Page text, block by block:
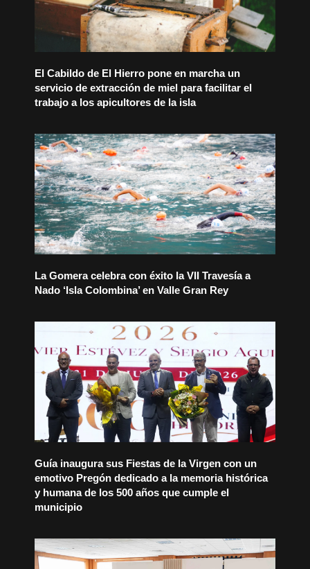
El Cabildo de El Hierro pone en marcha un
servicio de extracción de miel para facilitar el
trabajo a los apicultores de la isla
La Gomera celebra con éxito la VII Travesía a
Nado ‘Isla Colombina’ en Valle Gran Rey
Guía inaugura sus Fiestas de la Virgen con un
emotivo Pregón dedicado a la memoria histórica
y humana de los 500 años que cumple el
municipio